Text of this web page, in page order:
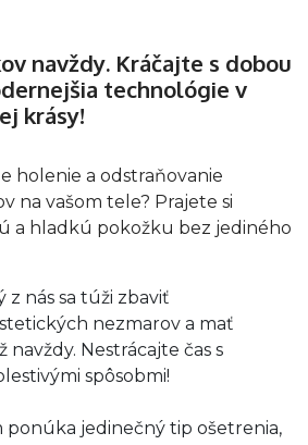
navždy. Kráčajte s dobou
technológie v
krásy!
holenie a odstraňovanie
na vašom tele? Prajete si
a hladkú pokožku bez jediného
z nás sa túži zbaviť
nezmarov a mať
Nestrácajte čas s
spôsobmi!
ponúka jedinečný tip ošetrenia,